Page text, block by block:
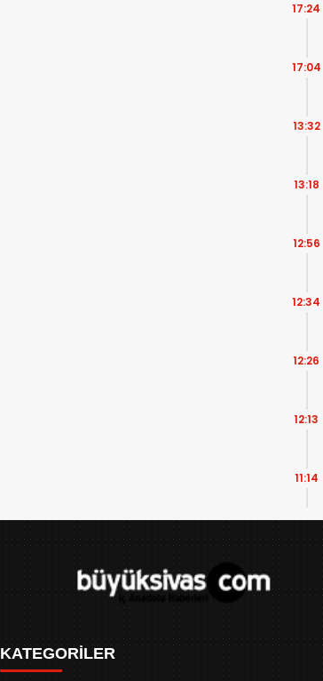
17:24
17:04
13:32
13:18
12:56
12:34
12:26
12:13
11:14
KATEGORİLER